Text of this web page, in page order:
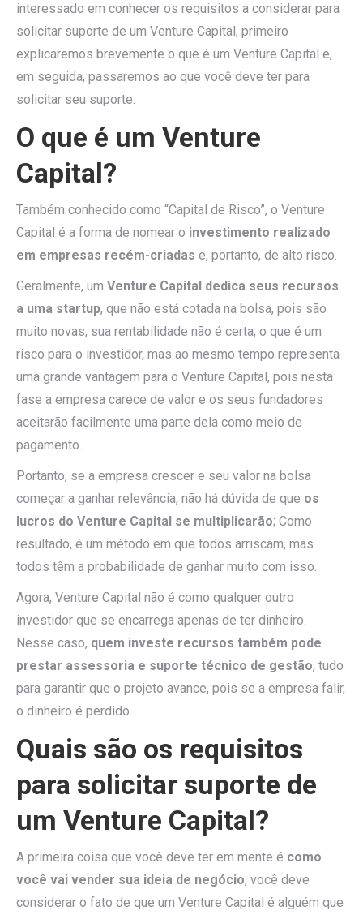
interessado em conhecer os requisitos a considerar para
solicitar suporte de um Venture Capital, primeiro
explicaremos brevemente o que é um Venture Capital e,
em seguida, passaremos ao que você deve ter para
solicitar seu suporte.
O que é um Venture
Capital?
Também conhecido como “Capital de Risco”, o Venture
Capital é a forma de nomear o investimento realizado
em empresas recém-criadas e, portanto, de alto risco.
Geralmente, um Venture Capital dedica seus recursos
a uma startup, que não está cotada na bolsa, pois são
muito novas, sua rentabilidade não é certa; o que é um
risco para o investidor, mas ao mesmo tempo representa
uma grande vantagem para o Venture Capital, pois nesta
fase a empresa carece de valor e os seus fundadores
aceitarão facilmente uma parte dela como meio de
pagamento.
Portanto, se a empresa crescer e seu valor na bolsa
começar a ganhar relevância, não há dúvida de que os
lucros do Venture Capital se multiplicarão; Como
resultado, é um método em que todos arriscam, mas
todos têm a probabilidade de ganhar muito com isso.
Agora, Venture Capital não é como qualquer outro
investidor que se encarrega apenas de ter dinheiro.
Nesse caso, quem investe recursos também pode
prestar assessoria e suporte técnico de gestão, tudo
para garantir que o projeto avance, pois se a empresa falir,
o dinheiro é perdido.
Quais são os requisitos
para solicitar suporte de
um Venture Capital?
A primeira coisa que você deve ter em mente é como
você vai vender sua ideia de negócio, você deve
considerar o fato de que um Venture Capital é alguém que